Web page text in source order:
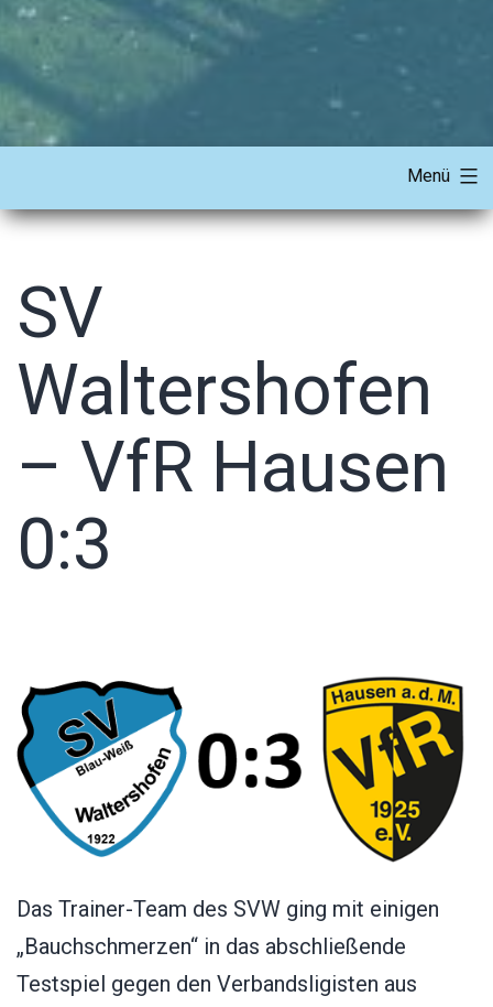
Menü
SV
Waltershofen
– VfR Hausen
0:3
Das Trainer-Team des SVW ging mit einigen
„Bauchschmerzen“ in das abschließende
Testspiel gegen den Verbandsligisten aus